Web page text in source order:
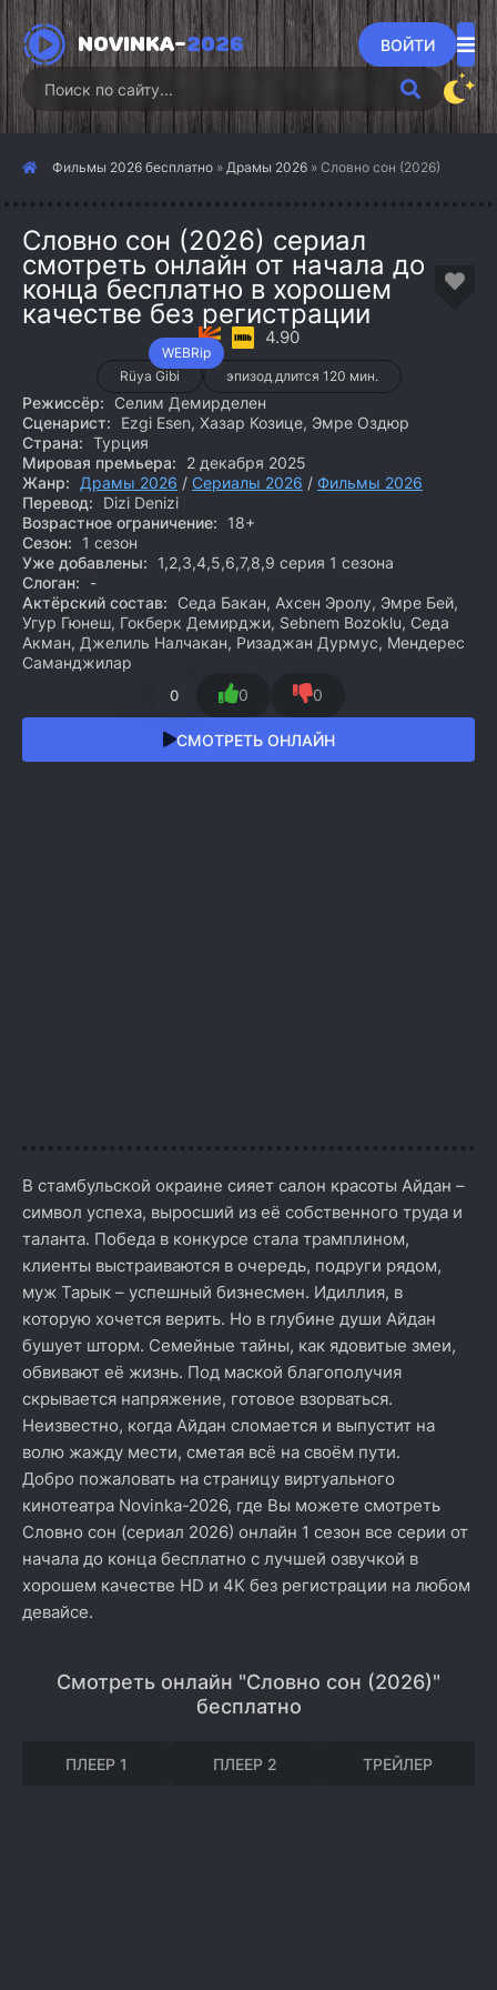
NOVINKA-2026 ВОЙТИ
Фильмы 2026 бесплатно » Драмы 2026 » Словно сон (2026)
Словно сон (2026) сериал
смотреть онлайн от начала до
конца бесплатно в хорошем
качестве без регистрации
WEBRip
4.90
Rüya Gibi эпизод длится 120 мин.
Режиссёр:
Селим Демирделен
Сценарист:
Ezgi Esen, Хазар Козице, Эмре Оздюр
Страна: Турция
Мировая премьера:
2 декабря 2025
Жанр:
Драмы 2026 / Сериалы 2026 / Фильмы 2026
Перевод:
Dizi Denizi
Возрастное ограничение:
18+
Сезон:
1 сезон
Уже добавлены:
1,2,3,4,5,6,7,8,9 серия 1 сезона
Слоган:
-
Актёрский состав:
Седа Бакан, Ахсен Эролу, Эмре Бей,
Угур Гюнеш, Гокберк Демирджи, Sebnem Bozoklu, Седа
Акман, Джелиль Налчакан, Ризаджан Дурмус, Мендерес
Саманджилар
0 0 0
СМОТРЕТЬ ОНЛАЙН
В стамбульской окраине сияет салон красоты Айдан –
символ успеха, выросший из её собственного труда и
таланта. Победа в конкурсе стала трамплином,
клиенты выстраиваются в очередь, подруги рядом,
муж Тарык – успешный бизнесмен. Идиллия, в
которую хочется верить. Но в глубине души Айдан
бушует шторм. Семейные тайны, как ядовитые змеи,
обвивают её жизнь. Под маской благополучия
скрывается напряжение, готовое взорваться.
Неизвестно, когда Айдан сломается и выпустит на
волю жажду мести, сметая всё на своём пути.
Добро пожаловать на страницу виртуального
кинотеатра Novinka-2026, где Вы можете смотреть
Словно сон (сериал 2026) онлайн 1 сезон все серии от
начала до конца бесплатно с лучшей озвучкой в
хорошем качестве HD и 4K без регистрации на любом
девайсе.
Смотреть онлайн "Словно сон (2026)"
бесплатно
ПЛЕЕР 1 ПЛЕЕР 2 ТРЕЙЛЕР